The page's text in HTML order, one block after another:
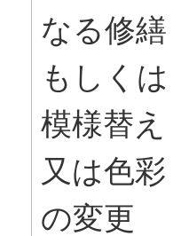
なる修繕
もしくは
模様替え
又は色彩
の変更